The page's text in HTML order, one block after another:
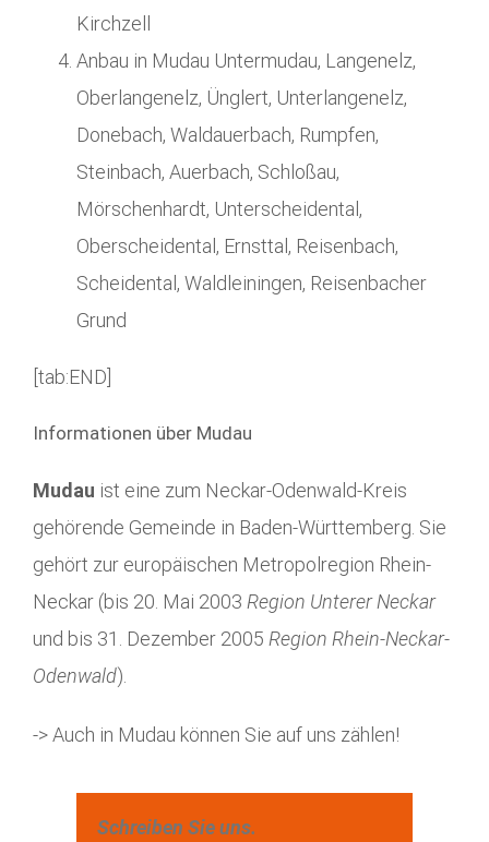
Kirchzell
Anbau in Mudau Untermudau, Langenelz,
Oberlangenelz, Ünglert, Unterlangenelz,
Donebach, Waldauerbach, Rumpfen,
Steinbach, Auerbach, Schloßau,
Mörschenhardt, Unterscheidental,
Oberscheidental, Ernsttal, Reisenbach,
Scheidental, Waldleiningen, Reisenbacher
Grund
[tab:END]
Informationen über Mudau
Mudau ist eine zum Neckar-Odenwald-Kreis
gehörende Gemeinde in Baden-Württemberg. Sie
gehört zur europäischen Metropolregion Rhein-
Neckar (bis 20. Mai 2003 Region Unterer Neckar
und bis 31. Dezember 2005 Region Rhein-Neckar-
Odenwald).
-> Auch in Mudau können Sie auf uns zählen!
Schreiben Sie uns.